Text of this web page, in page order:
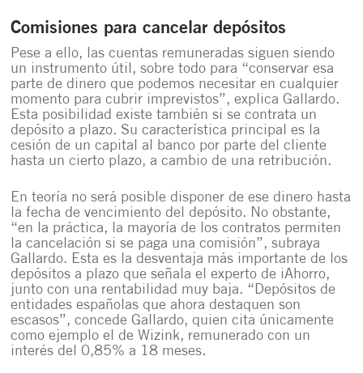
Comisiones para cancelar depósitos
Pese a ello, las cuentas remuneradas siguen siendo
un instrumento útil, sobre todo para “conservar esa
parte de dinero que podemos necesitar en cualquier
momento para cubrir imprevistos”, explica Gallardo.
Esta posibilidad existe también si se contrata un
depósito a plazo. Su característica principal es la
cesión de un capital al banco por parte del cliente
hasta un cierto plazo, a cambio de una retribución.
En teoría no será posible disponer de ese dinero hasta
la fecha de vencimiento del depósito. No obstante,
“en la práctica, la mayoría de los contratos permiten
la cancelación si se paga una comisión”, subraya
Gallardo. Esta es la desventaja más importante de los
depósitos a plazo que señala el experto de iAhorro,
junto con una rentabilidad muy baja. “Depósitos de
entidades españolas que ahora destaquen son
escasos”, concede Gallardo, quien cita únicamente
como ejemplo el de Wizink, remunerado con un
interés del 0,85% a 18 meses.